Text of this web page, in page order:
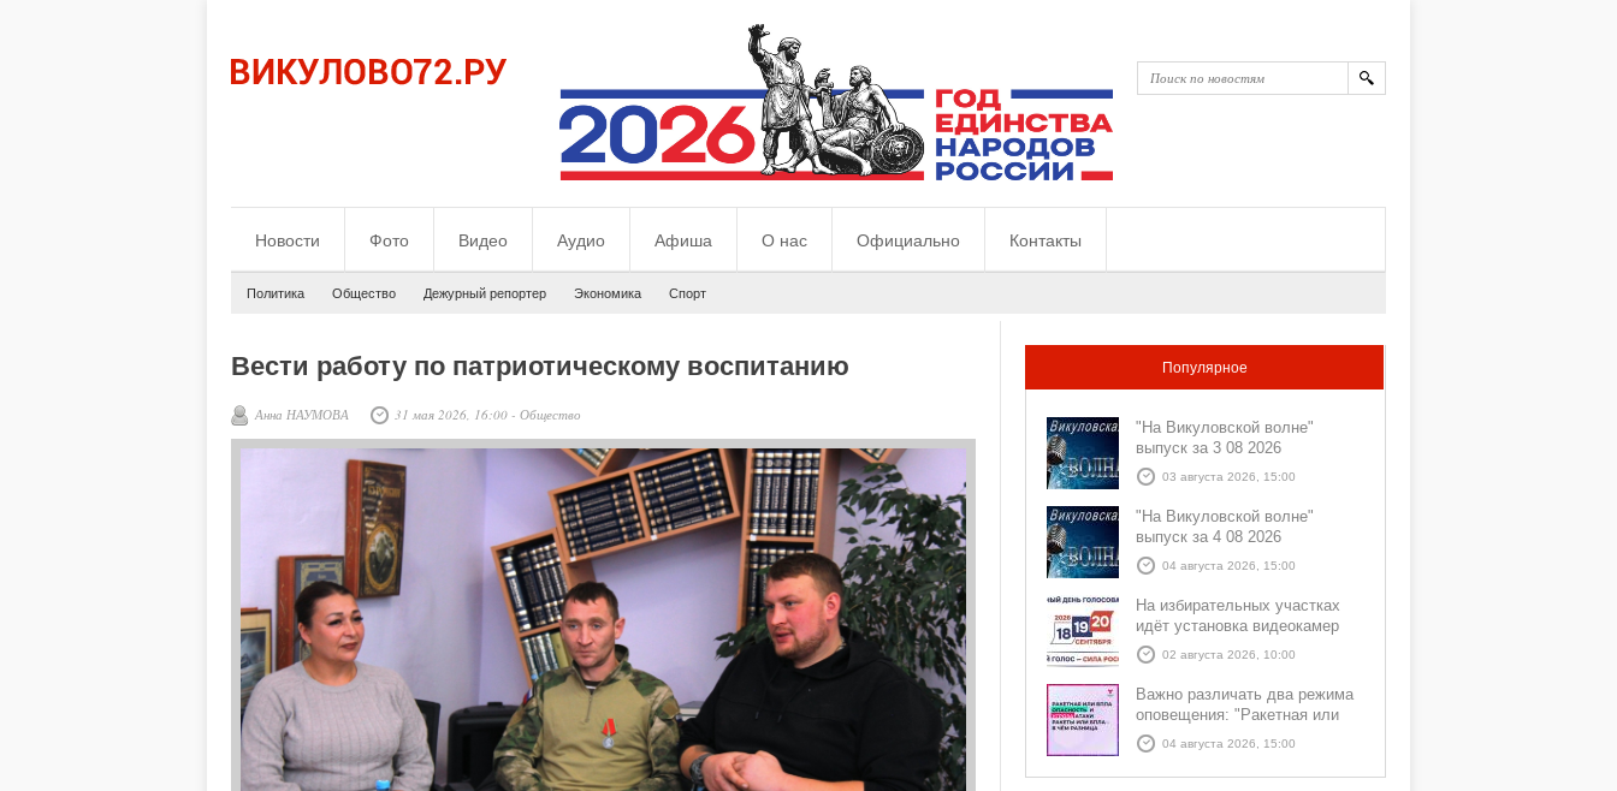
Новости Фото Видео Аудио Афиша О нас Официально Контакты
Политика Общество Дежурный репортер Экономика Спорт
Вести работу по патриотическому воспитанию
Анна НАУМОВА 31 мая 2026, 16:00 - Общество
Популярное
"На Викуловской волне"
выпуск за 3 08 2026
03 августа 2026, 15:00
"На Викуловской волне"
выпуск за 4 08 2026
04 августа 2026, 15:00
На избирательных участках
идёт установка видеокамер
02 августа 2026, 10:00
Важно различать два режима
оповещения: "Ракетная или
БПЛА опасность" и "Угроза
атаки ракеты или БПЛА"
04 августа 2026, 15:00